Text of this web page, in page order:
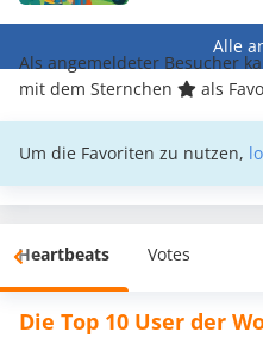
Alle
Als angemeldeter Besucher
mit dem Sternchen
als
Um die Favoriten zu nutzen,
Heartbeats Votes
Die Top 10 User der